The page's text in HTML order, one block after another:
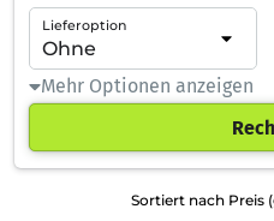
Lieferoption
Mehr Optionen anzeigen
Sortiert nach Preis